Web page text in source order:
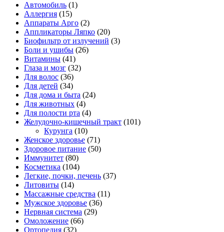
Автомобиль (1)
Аллергия (15)
Аппараты Арго (2)
Аппликаторы Ляпко (20)
Биофильтр от излучений (3)
Боли и ушибы (26)
Витамины (41)
Глаза и мозг (32)
Для волос (36)
Для детей (34)
Для дома и быта (24)
Для животных (4)
Для полости рта (4)
Желудочно-кишечный тракт (101)
Курунга (10)
Женское здоровье (71)
Здоровое питание (50)
Иммунитет (80)
Косметика (104)
Легкие, почки, печень (37)
Литовиты (14)
Массажные средства (11)
Мужское здоровье (36)
Нервная система (29)
Омоложение (66)
Ортопедия (32)